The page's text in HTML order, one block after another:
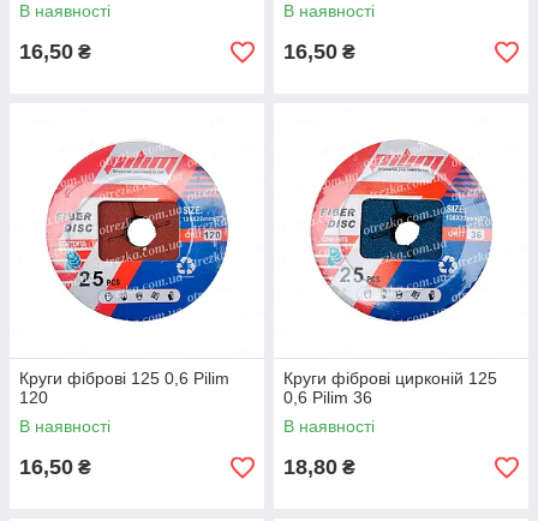
В наявності
16,50 ₴
В наявності
16,50 ₴
Круги фіброві 125 0,6 Pilim
120
В наявності
16,50 ₴
Круги фіброві цирконій 125
0,6 Pilim 36
В наявності
18,80 ₴